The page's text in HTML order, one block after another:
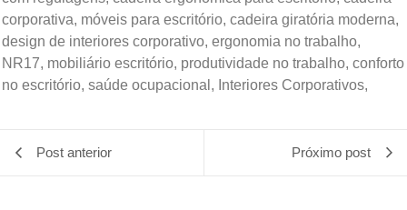
corporativa, móveis para escritório, cadeira giratória moderna,
design de interiores corporativo, ergonomia no trabalho,
NR17, mobiliário escritório, produtividade no trabalho, conforto
no escritório, saúde ocupacional, Interiores Corporativos,
Post anterior Próximo post